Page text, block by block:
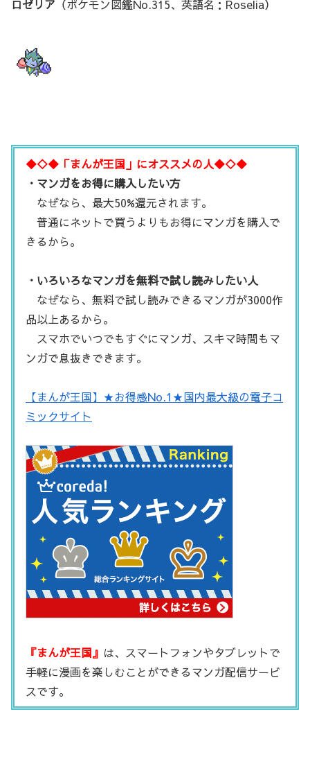
ロゼリア （ポケモン図鑑No.315、英語名：Roselia）
◆◇◆「まんが王国」にオススメの人◆◇◆
・マンガをお得に購入したい方
なぜなら、最大50%還元されます。
普通にネットで買うよりもお得にマンガを購入で
きるから。
・いろいろなマンガを無料で試し読みしたい人
なぜなら、無料で試し読みできるマンガが3000作
品以上あるから。
スマホでいつでもすぐにマンガ、スキマ時間もマ
ンガで息抜きできます。
【まんが王国】★お得感No.1★国内最大級の電子コ
ミックサイト
『まんが王国』 は、スマートフォンやタブレットで
手軽に漫画を楽しむことができるマンガ配信サービ
スです。